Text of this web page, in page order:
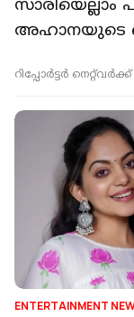
അഹാനയുടെ
റിപ്പോർട്ടർ നെറ്റ്‌വര്‍ക്ക്‌
ENTERTAINMENT